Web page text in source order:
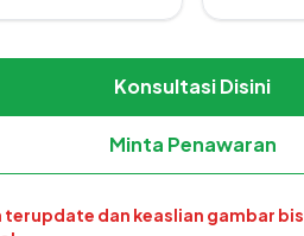
Konsultasi Disini
Minta Penawaran
dan keaslian gambar